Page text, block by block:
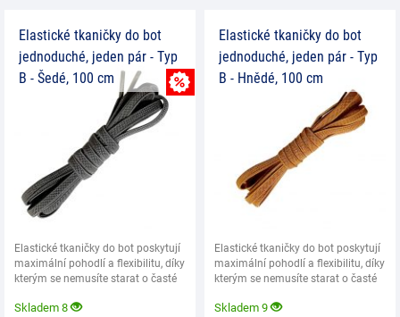
Elastické tkaničky do bot
jednoduché, jeden pár - Typ
B - Šedé, 100 cm
Elastické tkaničky do bot poskytují
maximální pohodlí a flexibilitu, díky
kterým se nemusíte starat o časté
MNOŽSTEVNÍ SLEVA
Skladem 8
Elastické tkaničky do bot
jednoduché, jeden pár - Typ
B - Hnědé, 100 cm
Elastické tkaničky do bot poskytují
maximální pohodlí a flexibilitu, díky
kterým se nemusíte starat o časté
Skladem 9